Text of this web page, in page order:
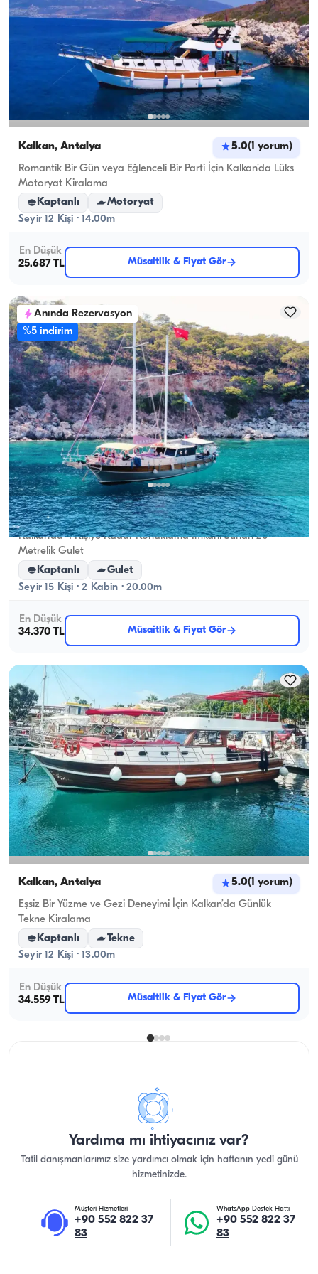
Kalkan, Antalya 5.0(1 yorum)
Romantik Bir Gün veya Eğlenceli Bir Parti İçin Kalkan’da Lüks
Motoryat Kiralama
Kaptanlı
Motoryat
Seyir 12 Kişi · 14.00m
En Düşük
25.687 TL
Müsaitlik & Fiyat Gör
Anında Rezervasyon
%5 indirim
Kalkan, Antalya Yeni tekne
Kalkan’da 4 Kişiye Kadar Konaklama İmkanı Sunan 20
Metrelik Gulet
Kaptanlı
Gulet
Seyir 15 Kişi · 2 Kabin · 20.00m
En Düşük
34.370 TL
Müsaitlik & Fiyat Gör
Kalkan, Antalya 5.0(1 yorum)
Eşsiz Bir Yüzme ve Gezi Deneyimi İçin Kalkan’da Günlük
Tekne Kiralama
Kaptanlı
Tekne
Seyir 12 Kişi · 13.00m
En Düşük
34.559 TL
Müsaitlik & Fiyat Gör
Yardıma mı ihtiyacınız var?
Tatil danışmanlarımız size yardımcı olmak için haftanın yedi günü
hizmetinizde.
Müşteri Hizmetleri
+90 552 822 37
83
WhatsApp Destek Hattı
+90 552 822 37
83